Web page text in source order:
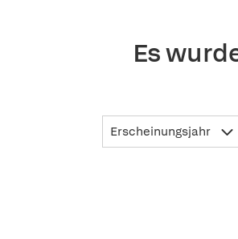
Es
Erscheinungsjahr